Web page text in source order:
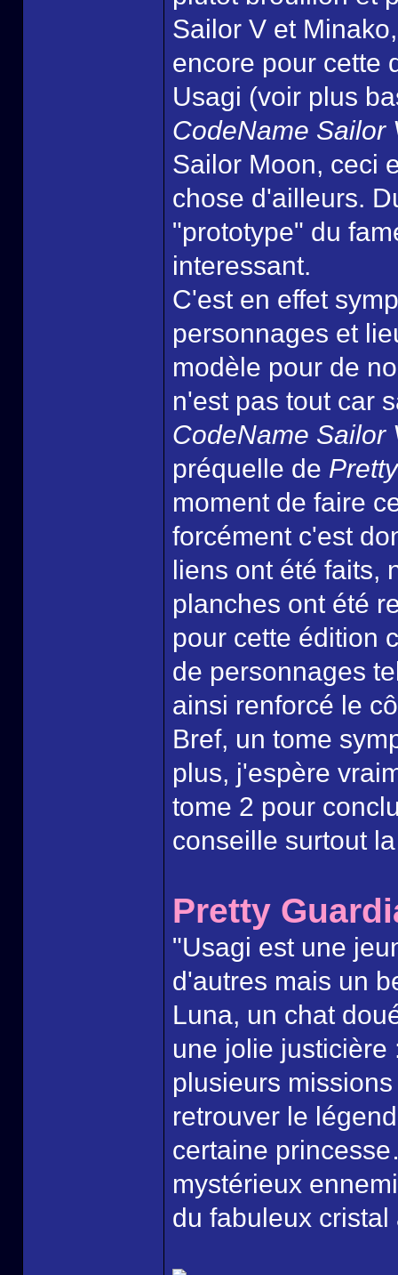
Sailor V et
encore pour cette
Usagi (voir plus
CodeName Sailor
Sailor Moon, ceci
chose d'ailleurs.
"prototype" du
interessant.
C'est en effet
personnages et
modèle pour de
n'est pas tout car
CodeName Sailor
préquelle de
moment de faire
forcément c'est
liens ont été faits,
planches ont été
pour cette édition
de personnages
ainsi renforcé le
Bref, un tome
plus, j'espère
tome 2 pour
conseille surtout
Pretty
"Usagi est une
d'autres mais un
Luna, un chat
une jolie justicière
plusieurs
retrouver le
certaine
mystérieux
du fabuleux